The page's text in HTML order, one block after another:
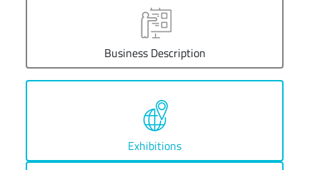
Business Description
Exhibitions